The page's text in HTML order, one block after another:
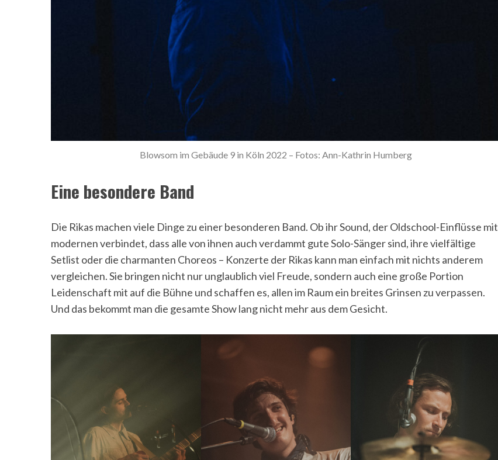
Blowsom im Gebäude 9 in Köln 2022 – Fotos: Ann-Kathrin Humberg
Eine besondere Band
Die Rikas machen viele Dinge zu einer besonderen Band. Ob ihr Sound, der Oldschool-Einflüsse mit
modernen verbindet, dass alle von ihnen auch verdammt gute Solo-Sänger sind, ihre vielfältige
Setlist oder die charmanten Choreos – Konzerte der Rikas kann man einfach mit nichts anderem
vergleichen. Sie bringen nicht nur unglaublich viel Freude, sondern auch eine große Portion
Leidenschaft mit auf die Bühne und schaffen es, allen im Raum ein breites Grinsen zu verpassen.
Und das bekommt man die gesamte Show lang nicht mehr aus dem Gesicht.